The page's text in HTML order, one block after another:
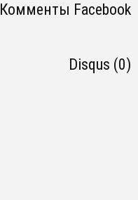
Комменты Facebook
Disqus (0)